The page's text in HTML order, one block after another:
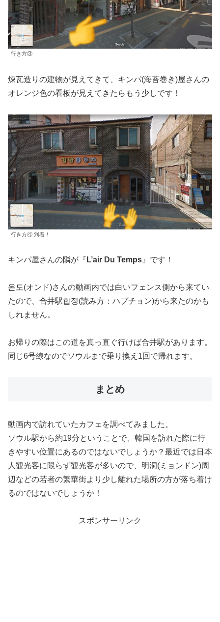
行き方③
煉瓦造りの建物が見えてきて、キンパ(海苔巻き)屋さんの
オレンジ色の看板が見えてきたらもう少しです！
行き方④ 到着！
キンパ屋さんの隣が『 L’air Du Temps 』です！
온도(オンド)さんの動画内では白いフェンス側から来てい
たので、合井駅합정(読み方：ハプチョン)から来たのかも
しれません。
お帰りの際はこの道を真っ直ぐ行けば合井駅があります。
同じ6号線なのでソウルまで乗り換え1回で帰れます。
まとめ
動画内で訪れていたカフェを調べてみました。
ソウル駅から約19分ということで、韓国を訪れた際に行
きやすい位置にあるのではないでしょうか？最近では日本
人観光客に限らず観光客が多いので、明洞(ミョンドン)周
辺などの若者の繁華街より少し離れた場所の方が落ち着け
るのではないでしょうか！
スポンサーリンク